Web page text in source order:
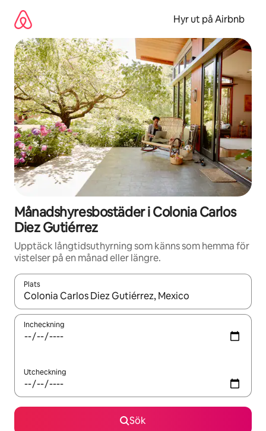
innehåll
Hyr ut på Airbnb
Månadshyresbostäder i Colonia Carlos
Diez Gutiérrez
Upptäck långtidsuthyrning som känns som hemma för
vistelser på en månad eller längre.
Plats
När resultaten är tillgängliga kan du navigera med upp- och
Incheckning
Utcheckning
Sök